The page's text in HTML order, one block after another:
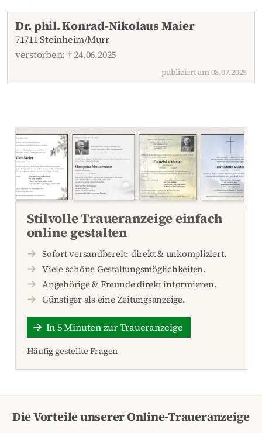
Aktuelle Traueranzeigen
Dr. phil. Konrad-Nikolaus Maier
71711 Steinheim/Murr
verstorben: † 24.06.2025
publiziert am 08.07.2025
Stilvolle Traueranzeige einfach
online gestalten
Sofort versandbereit: direkt & unkompliziert.
Viele schöne Gestaltungsmöglichkeiten.
Angehörige & Freunde direkt informieren.
Günstiger als eine Zeitungsanzeige.
In 5 Minuten zur Traueranzeige
Häufig gestellte Fragen
Die Vorteile unserer Online-Traueranzeige